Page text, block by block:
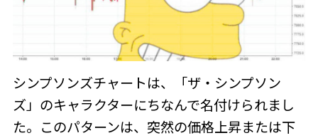
シンプソンズチャートは、「ザ・シンプソン
ズ」のキャラクターにちなんで名付けられまし
た。このパターンは、突然の価格上昇または下